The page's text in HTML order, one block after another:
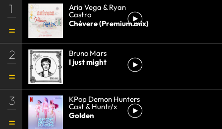
1 Aria Vega & Ryan
Castro
Chévere (Premium mix)
2
Bruno Mars
I just might
3 KPop Demon Hunters
Cast & Huntr/x
Golden